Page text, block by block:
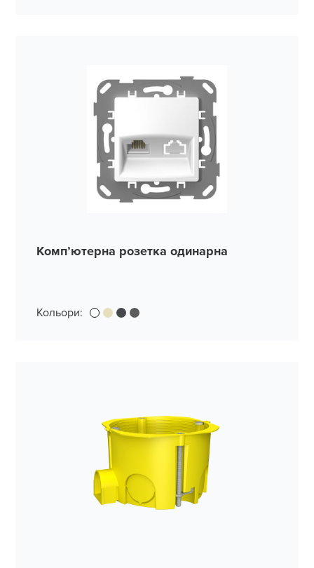
Комп’ютерна розетка одинарна
Кольори: